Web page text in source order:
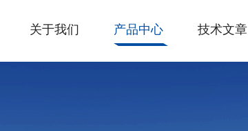
关于我们 产品中心 技术文章